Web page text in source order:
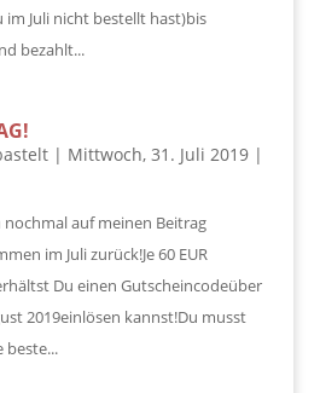
im Juli nicht bestellt hast)bis
bezahlt...
| Mittwoch, 31. Juli 2019|
auf meinen Beitrag
im Juli zurück!Je 60 EUR
Du einen Gutscheincodeüber
2019einlösen kannst!Du musst
beste...